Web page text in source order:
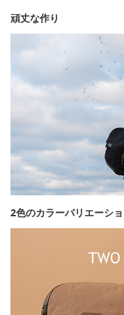
頑丈な作り
2色のカラーバリエーシ